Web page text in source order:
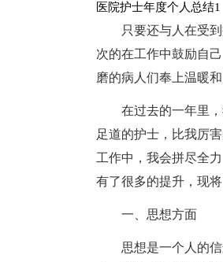
医院护士年度个人总结1
只要还与人在受
次的在工作中鼓励自
磨的病人们奉上温暖
在过去的一年里
足道的护士，比我厉
工作中，我会拼尽全
有了很多的提升，现
一、思想方面
思想是一个人的